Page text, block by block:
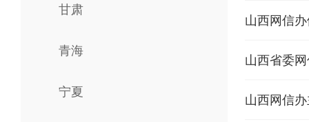
甘肃
青海
宁夏
山西网信
山西网信